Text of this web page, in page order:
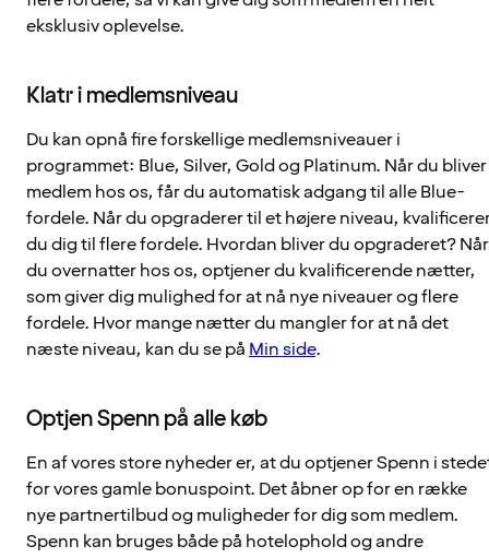
eksklusiv oplevelse.
Klatr i medlemsniveau
Du kan opnå fire forskellige medlemsniveauer i
programmet: Blue, Silver, Gold og Platinum. Når du bliver
medlem hos os, får du automatisk adgang til alle Blue-
fordele. Når du opgraderer til et højere niveau,
du dig til flere fordele. Hvordan bliver du opgraderet? Når
du overnatter hos os, optjener du kvalificerende nætter,
som giver dig mulighed for at nå nye niveauer og flere
fordele. Hvor mange nætter du mangler for at nå det
næste niveau, kan du se på Min side.
Optjen Spenn på alle køb
En af vores store nyheder er, at du optjener Spenn i
for vores gamle bonuspoint. Det åbner op for en række
nye partnertilbud og muligheder for dig som medlem.
Spenn kan bruges både på hotelophold og andre